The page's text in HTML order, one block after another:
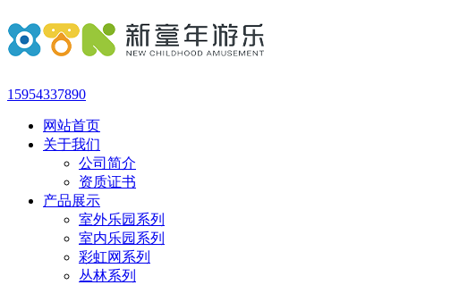
15954337890
网站首页
关于我们
公司简介
资质证书
产品展示
室外乐园系列
室内乐园系列
彩虹网系列
丛林系列